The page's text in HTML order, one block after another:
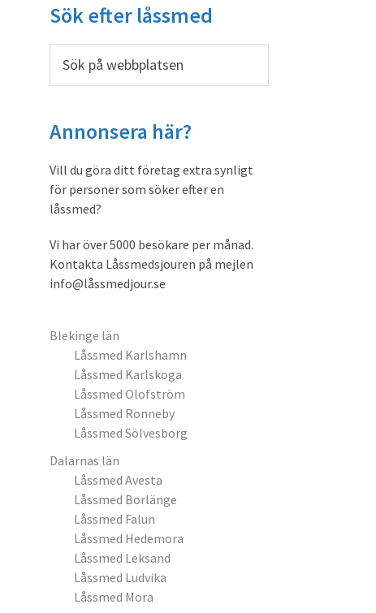
Primärt
sidofält
Sök efter låssmed
Annonsera här?
Vill du göra ditt företag extra synligt
för personer som söker efter en
låssmed?
Vi har över 5000 besökare per månad.
Kontakta Låssmedsjouren på mejlen
info@låssmedjour.se
Blekinge län
Låssmed Karlshamn
Låssmed Karlskoga
Låssmed Olofström
Låssmed Ronneby
Låssmed Sölvesborg
Dalarnas län
Låssmed Avesta
Låssmed Borlänge
Låssmed Falun
Låssmed Hedemora
Låssmed Leksand
Låssmed Ludvika
Låssmed Mora